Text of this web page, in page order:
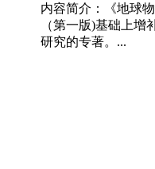
内容简介：《地球
（第一版)基础上
研究的专著。...